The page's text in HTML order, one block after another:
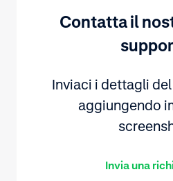
Contatta il
Inviaci i dettagli
aggiungendo
Invia una